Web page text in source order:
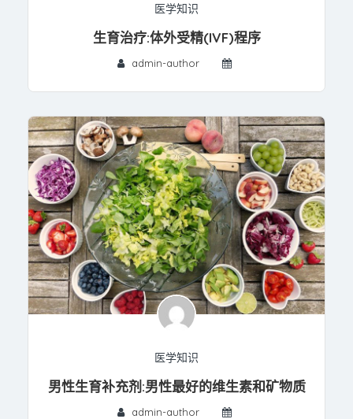
医学知识
生育治疗:体外受精(IVF)程序
admin-author
医学知识
男性生育补充剂:男性最好的维生素和矿物质
admin-author